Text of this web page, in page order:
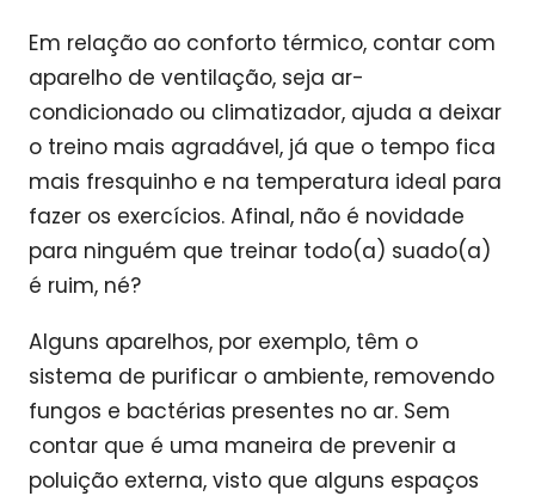
Em relação ao conforto térmico, contar com
aparelho de ventilação, seja ar-
condicionado ou climatizador, ajuda a deixar
o treino mais agradável, já que o tempo fica
mais fresquinho e na temperatura ideal para
fazer os exercícios. Afinal, não é novidade
para ninguém que treinar todo(a) suado(a)
é ruim, né?
Alguns aparelhos, por exemplo, têm o
sistema de purificar o ambiente, removendo
fungos e bactérias presentes no ar. Sem
contar que é uma maneira de prevenir a
poluição externa, visto que alguns espaços